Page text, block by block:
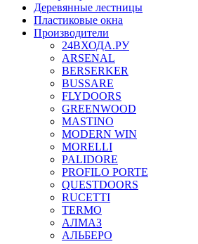
Деревянные лестницы
Пластиковые окна
Производители
24ВХОДА.РУ
ARSENAL
BERSERKER
BUSSARE
FLYDOORS
GREENWOOD
MASTINO
MODERN WIN
MORELLI
PALIDORE
PROFILO PORTE
QUESTDOORS
RUCETTI
TERMO
АЛМАЗ
АЛЬБЕРО